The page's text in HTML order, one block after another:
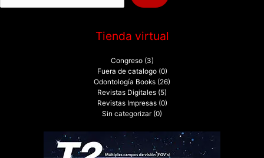
:
Tienda virtual
Congreso (3)
Fuera de catalogo (0)
Odontología Books (26)
Revistas Digitales (5)
Revistas Impresas (0)
Sin categorizar (0)